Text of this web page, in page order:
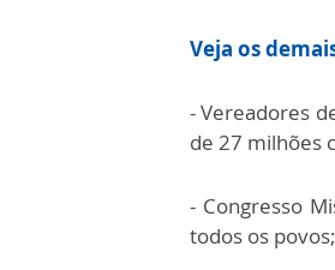
Veja os
- Vereadores
de 27 milhões
- Congresso
todos os povos;